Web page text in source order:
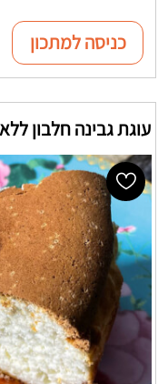
כניסה למתכון
עוגת גבינה חלבון